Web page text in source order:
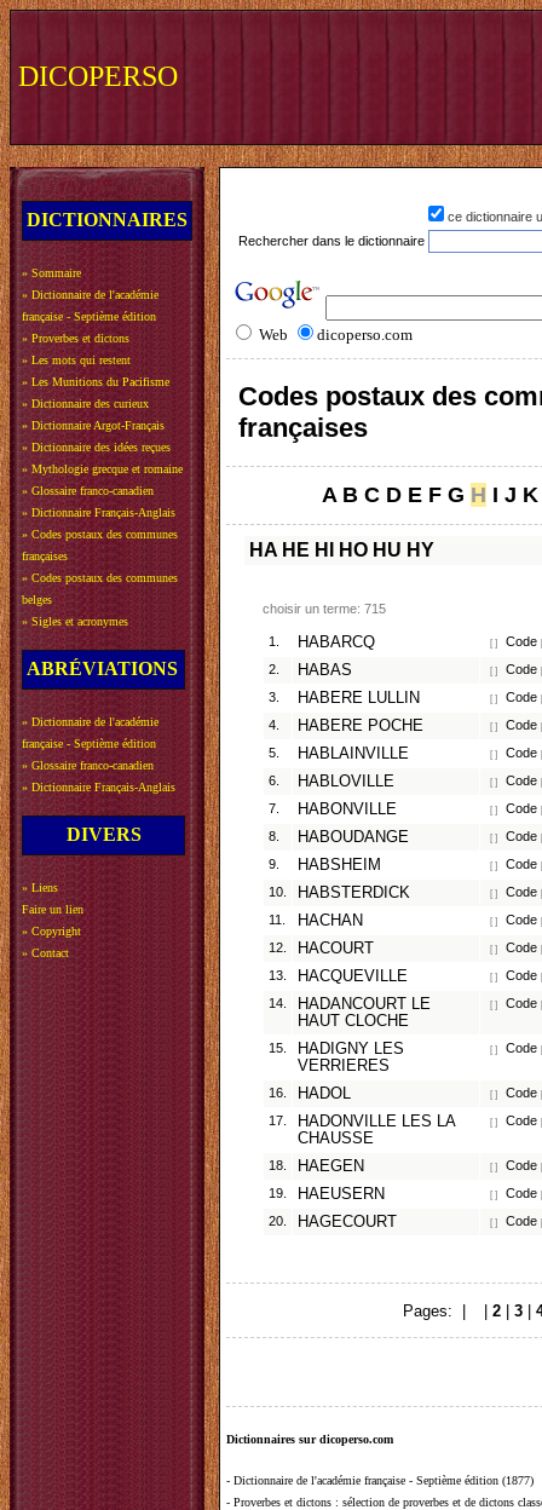
DICOPERSO
DICTIONNAIRES
» Sommaire
» Dictionnaire de l'académie
française - Septième édition
» Proverbes et dictons
» Les mots qui restent
» Les Munitions du Pacifisme
» Dictionnaire des curieux
» Dictionnaire Argot-Français
» Dictionnaire des idées reçues
» Mythologie grecque et romaine
» Glossaire franco-canadien
» Dictionnaire Français-Anglais
» Codes postaux des communes
françaises
» Codes postaux des communes
belges
» Sigles et acronymes
ABRÉVIATIONS
» Dictionnaire de l'académie
française - Septième édition
» Glossaire franco-canadien
» Dictionnaire Français-Anglais
DIVERS
» Liens
Faire un lien
» Copyright
» Contact
ce dictionnaire
Rechercher dans le dictionnaire
Web dicoperso.com
Codes postaux des
françaises
A B C D E F G H I J K
HA HE HI HO HU HY
choisir un terme: 715
1. HABARCQ [ ]
Code
2.
HABAS [ ]
Code
3.
HABERE LULLIN [ ]
Code
4.
HABERE POCHE [ ]
Code
5.
HABLAINVILLE [ ]
Code
6.
HABLOVILLE [ ]
Code
7.
HABONVILLE [ ]
Code
8.
HABOUDANGE [ ]
Code
9.
HABSHEIM [ ]
Code
10.
HABSTERDICK [ ]
Code
11.
HACHAN [ ]
Code
12.
HACOURT [ ]
Code
13.
HACQUEVILLE [ ]
Code
14.
HADANCOURT LE
HAUT CLOCHE
[ ] Code
15.
HADIGNY LES
VERRIERES
[ ] Code
16. HADOL [ ]
Code
17.
HADONVILLE LES LA
CHAUSSE
[ ] Code
18. HAEGEN [ ]
Code
19.
HAEUSERN [ ]
Code
20.
HAGECOURT [ ] Code
Pages: | 2 3
Dictionnaires sur dicoperso.com
- Dictionnaire de l'académie française - Septième édition (1877)
- Proverbes et dictons : sélection de proverbes et de dictons